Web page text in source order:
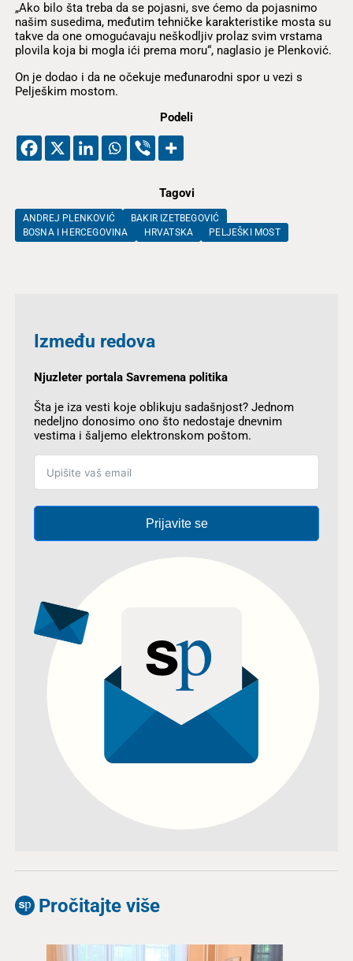
„Ako bilo šta treba da se pojasni, sve ćemo da pojasnimo
našim susedima, međutim tehničke karakteristike mosta su
takve da one omogućavaju neškodljiv prolaz svim vrstama
plovila koja bi mogla ići prema moru“, naglasio je Plenković.
On je dodao i da ne očekuje međunarodni spor u vezi s
Pelješkim mostom.
Podeli
Tagovi
ANDREJ PLENKOVIĆ
BAKIR IZETBEGOVIĆ
BOSNA I HERCEGOVINA
HRVATSKA PELJEŠKI MOST
Između redova
Njuzleter portala Savremena politika
Šta je iza vesti koje oblikuju sadašnjost? Jednom
nedeljno donosimo ono što nedostaje dnevnim
vestima i šaljemo elektronskom poštom.
Prijavite se
Pročitajte više